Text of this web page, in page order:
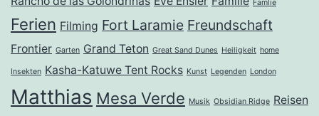
Famlie
Ferien Filming Fort Laramie Freundschaft
Frontier Garten Grand Teton Great Sand Dunes Heiligkeit home
Insekten Kasha-Katuwe Tent Rocks Kunst Legenden London
Matthias Mesa Verde Musik Obsidian Ridge Reisen